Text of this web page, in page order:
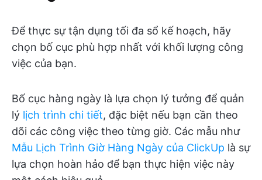
Để thực sự tận dụng tối đa sổ kế hoạch, hãy
chọn bố cục phù hợp nhất với khối lượng công
việc của bạn.
Bố cục hàng ngày là lựa chọn lý tưởng để quản
lý lịch trình chi tiết, đặc biệt nếu bạn cần theo
dõi các công việc theo từng giờ. Các mẫu như
Mẫu Lịch Trình Giờ Hàng Ngày của ClickUp là sự
lựa chọn hoàn hảo để bạn thực hiện việc này